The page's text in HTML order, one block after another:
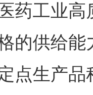
工业高
的供给
点生产